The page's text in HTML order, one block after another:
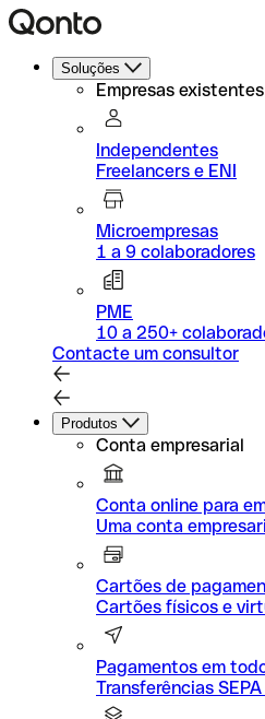
Soluções
Empresas existentes
Independentes
Freelancers e ENI
Microempresas
1 a 9 colaboradores
PME
10 a 250+
Contacte um consultor
Produtos
Conta empresarial
Conta online para
Uma conta
Cartões de
Cartões físicos e
Pagamentos em
Transferências